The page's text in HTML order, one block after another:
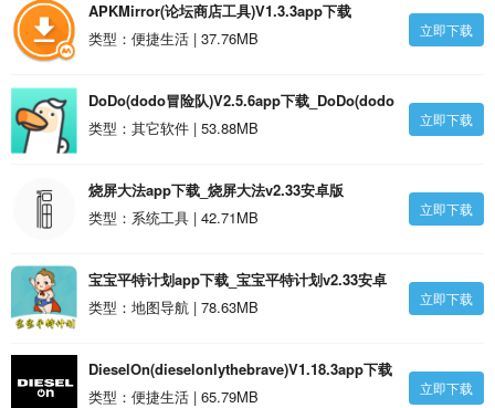
APKMirror(论坛商店工具)V1.3.3app下载
_APKMirror(论坛商店工具)V1.3.3安卓最新版
类型：便捷生活 | 37.76MB 立即下载
DoDo(dodo冒险队)V2.5.6app下载_DoDo(dodo
冒险队)V2.5.6安卓 V2.5.31安卓版
类型：其它软件 | 53.88MB 立即下载
烧屏大法app下载_烧屏大法v2.33安卓版
类型：系统工具 | 42.71MB
立即下载
宝宝平特计划app下载_宝宝平特计划v2.33安卓
版
类型：地图导航 | 78.63MB 立即下载
DieselOn(dieselonlythebrave)V1.18.3app下载
_DieselOn(dieselonlythebrave)V1.18.3安卓正
类型：便捷生活 | 65.79MB 立即下载